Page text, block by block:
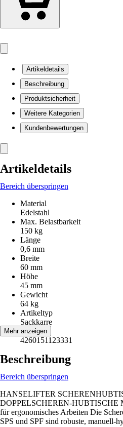
Artikeldetails
Beschreibung
Produktsicherheit
Weitere Kategorien
Kundenbewertungen
Artikeldetails
Bereich überspringen
Material
Edelstahl
Max. Belastbarkeit
150 kg
Länge
0,6 mm
Breite
60 mm
Höhe
45 mm
Gewicht
64 kg
Artikeltyp
Sackkarre
EAN
4260151123331
Mehr anzeigen
Beschreibung
Bereich überspringen
HANSELIFTER
DOPPELSCHEREN-HUBTISCHE
für ergonomisches Arbeiten Die
SPS und SPF sind robuste, manuell-